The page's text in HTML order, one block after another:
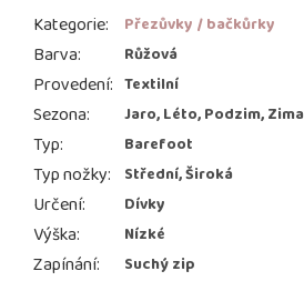
Kategorie: Přezůvky / bačkůrky
Barva: Růžová
Provedení: Textilní
Sezona: Jaro, Léto, Podzim, Zima
Typ: Barefoot
Typ nožky: Střední, Široká
Určení: Dívky
Výška: Nízké
Zapínání: Suchý zip